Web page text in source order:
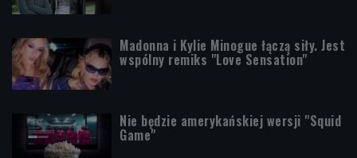
Madonna i Kylie Minogue łączą siły. Jest
wspólny remiks "Love Sensation"
Nie będzie amerykańskiej wersji "Squid
Game"